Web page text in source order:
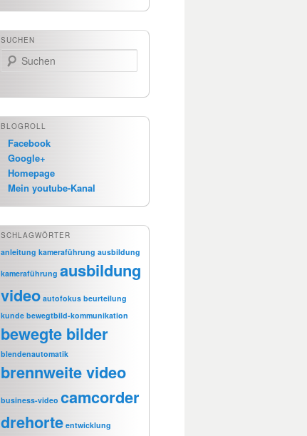
SUCHEN
Suchen
BLOGROLL
Facebook
Google+
Homepage
Mein youtube-Kanal
SCHLAGWÖRTER
anleitung kameraführung ausbildung
kameraführung ausbildung
video autofokus beurteilung
kunde bewegtbild-kommunikation
bewegte bilder
blendenautomatik
brennweite video
business-video camcorder
drehorte entwicklung